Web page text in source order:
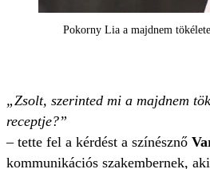
Pokorny Lia a majdnem
„Zsolt, szerinted mi a majdnem
receptje?”
– tette fel a kérdést a színésznő
kommunikációs szakembernek,